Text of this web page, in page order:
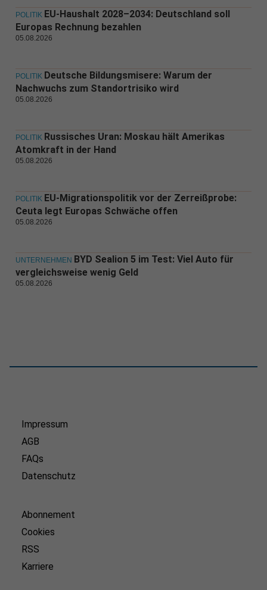
POLITIK EU-Haushalt 2028–2034: Deutschland soll
Europas Rechnung bezahlen
05.08.2026
POLITIK Deutsche Bildungsmisere: Warum der
Nachwuchs zum Standortrisiko wird
05.08.2026
POLITIK Russisches Uran: Moskau hält Amerikas
Atomkraft in der Hand
05.08.2026
POLITIK EU-Migrationspolitik vor der Zerreißprobe:
Ceuta legt Europas Schwäche offen
05.08.2026
UNTERNEHMEN BYD Sealion 5 im Test: Viel Auto für
vergleichsweise wenig Geld
05.08.2026
Impressum
AGB
FAQs
Datenschutz
Abonnement
Cookies
RSS
Karriere